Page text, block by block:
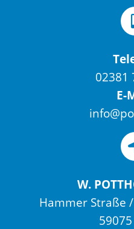
02381
E-
W.
Hammer Straße